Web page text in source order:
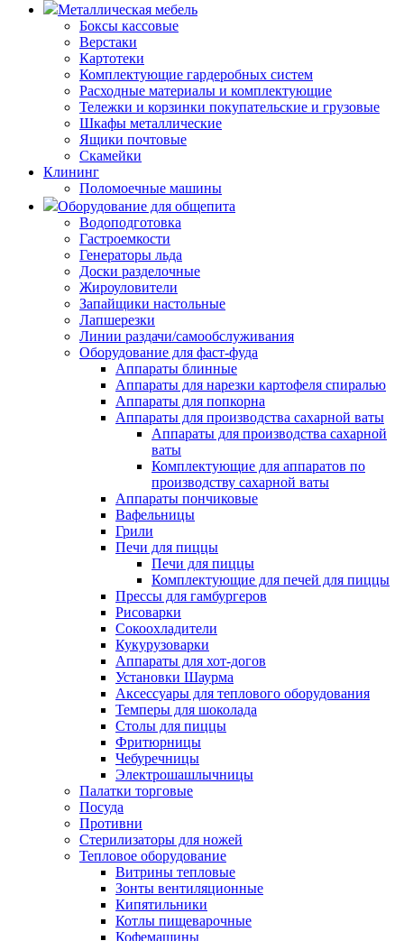
Металлическая мебель
Боксы кассовые
Верстаки
Картотеки
Комплектующие гардеробных систем
Расходные материалы и комплектующие
Тележки и корзинки покупательские и грузовые
Шкафы металлические
Ящики почтовые
Скамейки
Клининг
Поломоечные машины
Оборудование для общепита
Водоподготовка
Гастроемкости
Генераторы льда
Доски разделочные
Жироуловители
Запайщики настольные
Лапшерезки
Линии раздачи/самообслуживания
Оборудование для фаст-фуда
Аппараты блинные
Аппараты для нарезки картофеля спиралью
Аппараты для попкорна
Аппараты для производства сахарной ваты
Аппараты для производства сахарной
ваты
Комплектующие для аппаратов по
производству сахарной ваты
Аппараты пончиковые
Вафельницы
Грили
Печи для пиццы
Печи для пиццы
Комплектующие для печей для пиццы
Прессы для гамбургеров
Рисоварки
Сокоохладители
Кукурузоварки
Аппараты для хот-догов
Установки Шаурма
Аксессуары для теплового оборудования
Темперы для шоколада
Столы для пиццы
Фритюрницы
Чебуречницы
Электрошашлычницы
Палатки торговые
Посуда
Противни
Стерилизаторы для ножей
Тепловое оборудование
Витрины тепловые
Зонты вентиляционные
Кипятильники
Котлы пищеварочные
Кофемашины